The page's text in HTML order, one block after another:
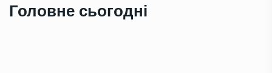
Головне сьогодні